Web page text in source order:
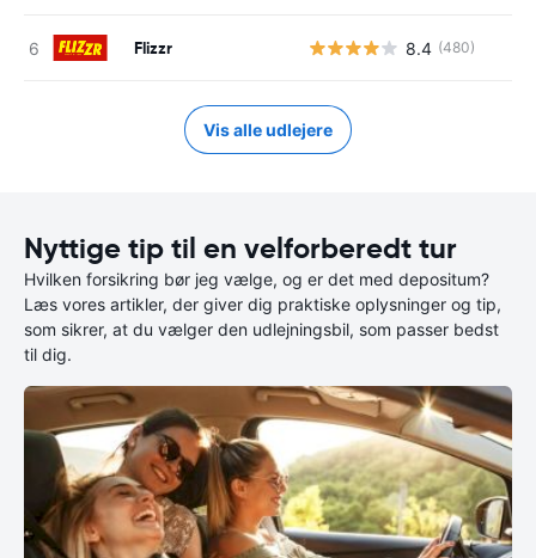
Flizzr 8.4 (480)
Vis alle udlejere
Nyttige tip til en velforberedt tur
Hvilken forsikring bør jeg vælge, og er det med depositum?
Læs vores artikler, der giver dig praktiske oplysninger og tip,
som sikrer, at du vælger den udlejningsbil, som passer bedst
til dig.